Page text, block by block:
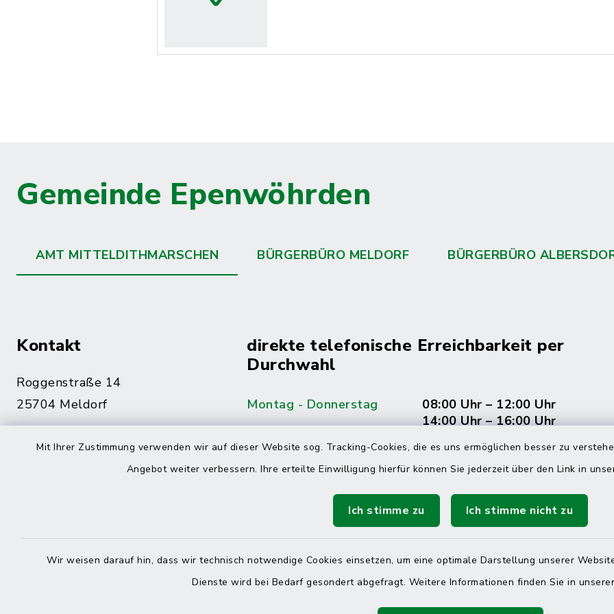
Mit Ihrer Zustimmung verwenden wir auf dieser Website sog. Tracking-Cookies, die es uns ermöglichen besser zu
Angebot weiter verbessern. Ihre erteilte Einwilligung hierfür können Sie jederzeit über den Link in
Ich stimme zu Ich stimme nicht zu
Wir weisen darauf hin, dass wir technisch notwendige Cookies einsetzen, um eine optimale Darstellung unserer
Dienste wird bei Bedarf gesondert abgefragt. Weitere Informationen finden Sie in
Gemeinde Epenwöhrden
AMT MITTELDITHMARSCHEN BÜRGERBÜRO MELDORF BÜRGERBÜRO
Kontakt
Roggenstraße 14
25704 Meldorf
04832 6065-215
direkte telefonische Erreichbarkeit per
Durchwahl
Montag - Donnerstag
08:00 Uhr – 12:00 Uhr
14:00 Uhr – 16:00 Uhr
Freitag
08:00 Uhr – 12:00 Uhr
Online-Terminvereinbarung
Haben Sie ein dringendes Anliegen, finden aber online
keinen zeitnahen Termin? Rufen Sie uns gerne unter der
Telefonnummer 04832 6065 0 an!